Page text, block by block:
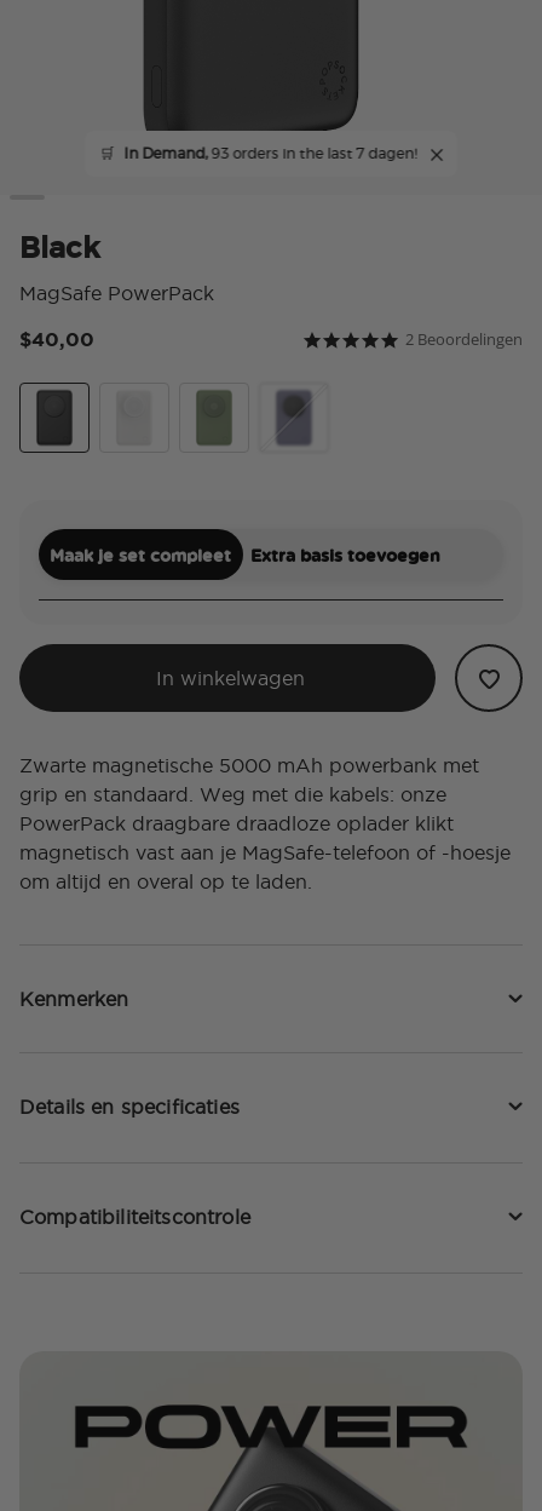
🛒 In Demand,93 orders in the last 7 dagen!
Black
MagSafe PowerPack
3,3 van 5
5.0 star rating2 Beoordelingen
$40,00
Maak je set compleet Extra basis toevoegen
In winkelwagen
Zwarte magnetische 5000 mAh powerbank met
grip en standaard. Weg met die kabels: onze
PowerPack draagbare draadloze oplader klikt
magnetisch vast aan je MagSafe-telefoon of -hoesje
om altijd en overal op te laden.
Kenmerken
Details en specificaties
Compatibiliteitscontrole